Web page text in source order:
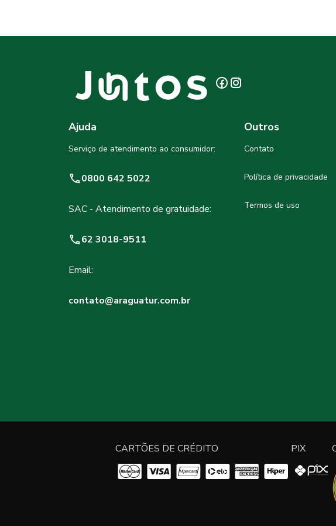
Ajuda
Serviço de atendimento ao consumidor:
0800 642 5022
SAC - Atendimento de gratuidade:
62 3018-9511
Email:
contato@araguatur.com.br
Outros
Contato
Política de privacidade
Termos de uso
CARTÕES DE CRÉDITO PIX